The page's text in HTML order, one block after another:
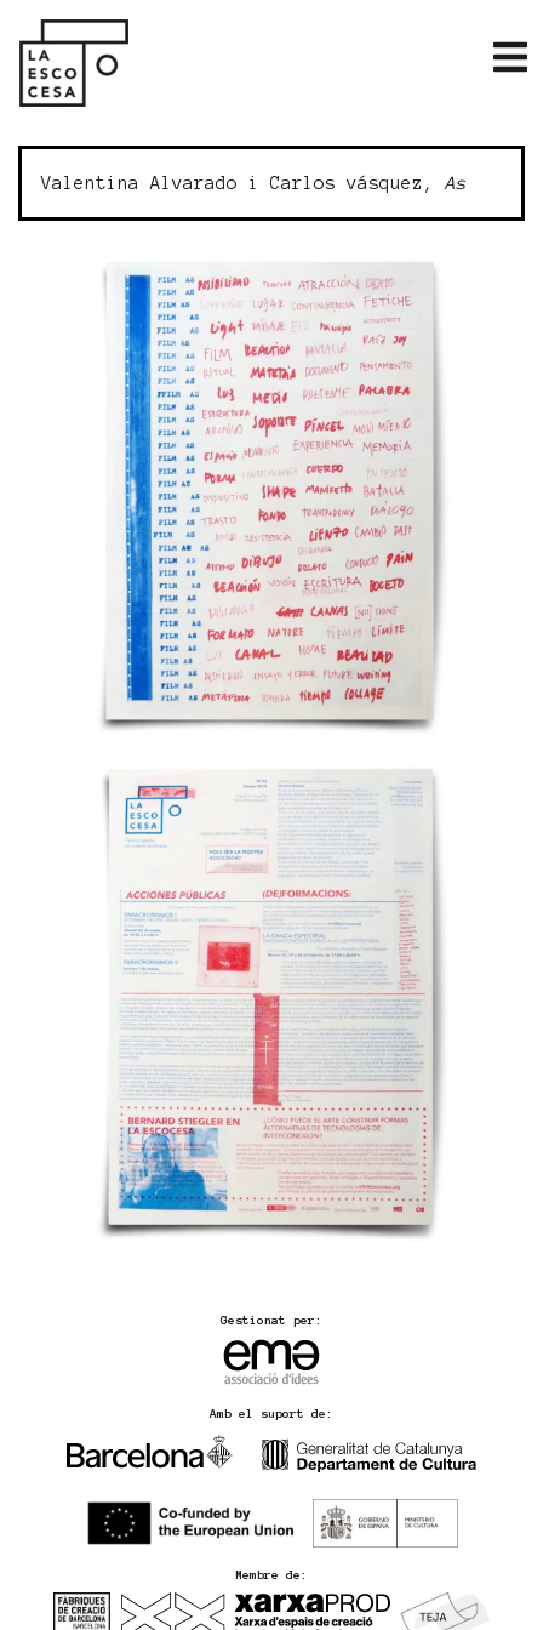
Valentina Alvarado i Carlos vásquez, As
Gestionat per:
Amb el suport de:
Membre de: